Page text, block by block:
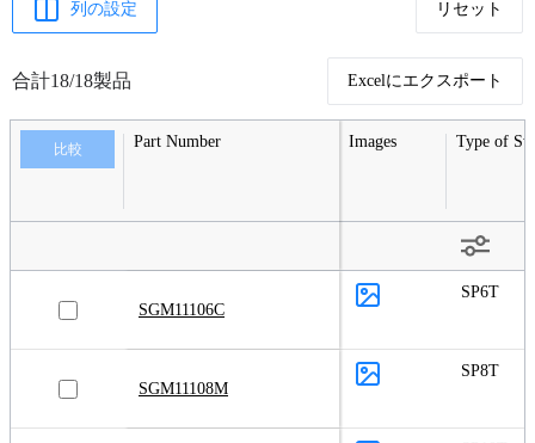
列の設定 リセット
合計18/18製品 Excelにエクスポート
比較 Part Number Images Type of
SGM11106C
SP6T
SGM11108M
SP8T